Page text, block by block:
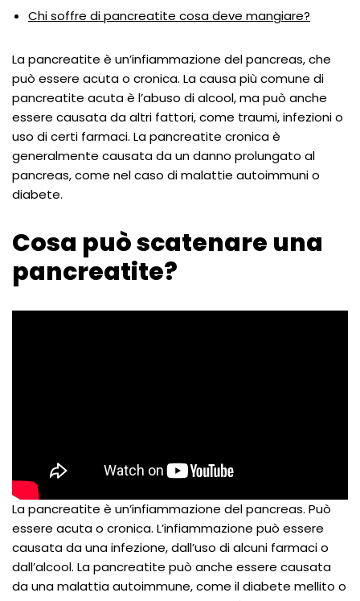
Chi soffre di pancreatite cosa deve mangiare?
La pancreatite è un’infiammazione del pancreas, che
può essere acuta o cronica. La causa più comune di
pancreatite acuta è l’abuso di alcool, ma può anche
essere causata da altri fattori, come traumi, infezioni o
uso di certi farmaci. La pancreatite cronica è
generalmente causata da un danno prolungato al
pancreas, come nel caso di malattie autoimmuni o
diabete.
Cosa può scatenare una
pancreatite?
La pancreatite è un’infiammazione del pancreas. Può
essere acuta o cronica. L’infiammazione può essere
causata da una infezione, dall’uso di alcuni farmaci o
dall’alcool. La pancreatite può anche essere causata
da una malattia autoimmune, come il diabete mellito o